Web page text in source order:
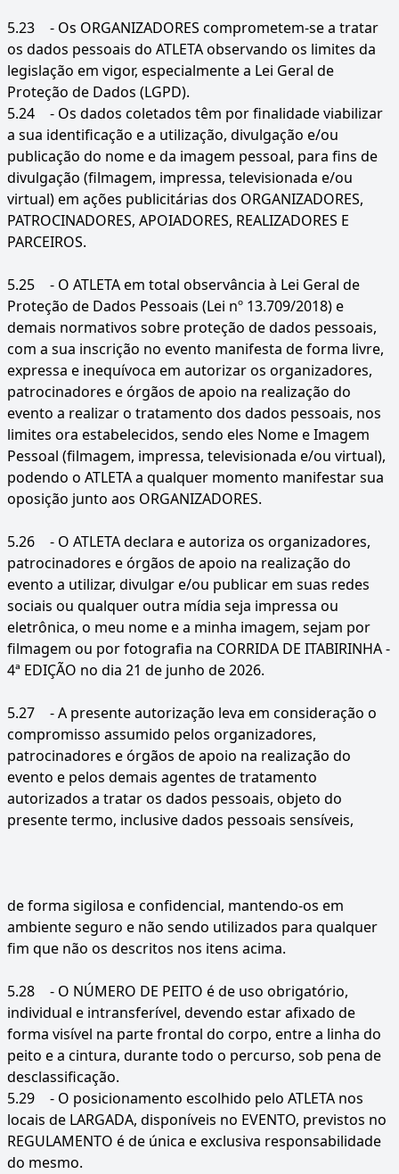
5.23
- Os ORGANIZADORES comprometem-se a tratar
os dados pessoais do ATLETA observando os limites da
legislação em vigor, especialmente a Lei Geral de
Proteção de Dados (LGPD).
5.24
- Os dados coletados têm por finalidade viabilizar
a sua identificação e a utilização, divulgação e/ou
publicação do nome e da imagem pessoal, para fins de
divulgação (filmagem, impressa, televisionada e/ou
virtual) em ações publicitárias dos ORGANIZADORES,
PATROCINADORES, APOIADORES, REALIZADORES E
PARCEIROS.
5.25
- O ATLETA em total observância à Lei Geral de
Proteção de Dados Pessoais (Lei nº 13.709/2018) e
demais normativos sobre proteção de dados pessoais,
com a sua inscrição no evento manifesta de forma livre,
expressa e inequívoca em autorizar os organizadores,
patrocinadores e órgãos de apoio na realização do
evento a realizar o tratamento dos dados pessoais, nos
limites ora estabelecidos, sendo eles Nome e Imagem
Pessoal (filmagem, impressa, televisionada e/ou virtual),
podendo o ATLETA a qualquer momento manifestar sua
oposição junto aos ORGANIZADORES.
5.26
- O ATLETA declara e autoriza os organizadores,
patrocinadores e órgãos de apoio na realização do
evento a utilizar, divulgar e/ou publicar em suas redes
sociais ou qualquer outra mídia seja impressa ou
eletrônica, o meu nome e a minha imagem, sejam por
filmagem ou por fotografia na CORRIDA DE ITABIRINHA -
4ª EDIÇÃO no dia 21 de junho de 2026.
5.27
- A presente autorização leva em consideração o
compromisso assumido pelos organizadores,
patrocinadores e órgãos de apoio na realização do
evento e pelos demais agentes de tratamento
autorizados a tratar os dados pessoais, objeto do
presente termo, inclusive dados pessoais sensíveis,
de forma sigilosa e confidencial, mantendo-os em
ambiente seguro e não sendo utilizados para qualquer
fim que não os descritos nos itens acima.
5.28
- O NÚMERO DE PEITO é de uso obrigatório,
individual e intransferível, devendo estar afixado de
forma visível na parte frontal do corpo, entre a linha do
peito e a cintura, durante todo o percurso, sob pena de
desclassificação.
5.29
- O posicionamento escolhido pelo ATLETA nos
locais de LARGADA, disponíveis no EVENTO, previstos no
REGULAMENTO é de única e exclusiva responsabilidade
do mesmo.